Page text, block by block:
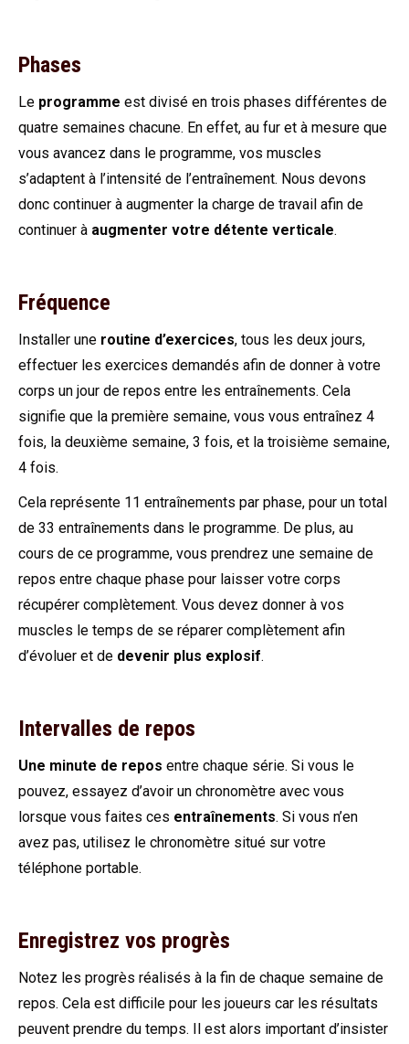
Phases
Le programme est divisé en trois phases différentes de
quatre semaines chacune. En effet, au fur et à mesure que
vous avancez dans le programme, vos muscles
s’adaptent à l’intensité de l’entraînement. Nous devons
donc continuer à augmenter la charge de travail afin de
continuer à augmenter votre détente verticale.
Fréquence
Installer une routine d’exercices, tous les deux jours,
effectuer les exercices demandés afin de donner à votre
corps un jour de repos entre les entraînements. Cela
signifie que la première semaine, vous vous entraînez 4
fois, la deuxième semaine, 3 fois, et la troisième semaine,
4 fois.
Cela représente 11 entraînements par phase, pour un total
de 33 entraînements dans le programme. De plus, au
cours de ce programme, vous prendrez une semaine de
repos entre chaque phase pour laisser votre corps
récupérer complètement. Vous devez donner à vos
muscles le temps de se réparer complètement afin
d’évoluer et de devenir plus explosif.
Intervalles de repos
Une minute de repos entre chaque série. Si vous le
pouvez, essayez d’avoir un chronomètre avec vous
lorsque vous faites ces entraînements. Si vous n’en
avez pas, utilisez le chronomètre situé sur votre
téléphone portable.
Enregistrez vos progrès
Notez les progrès réalisés à la fin de chaque semaine de
repos. Cela est difficile pour les joueurs car les résultats
peuvent prendre du temps. Il est alors important d’insister